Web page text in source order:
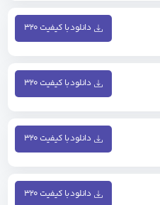
دانلود با کیفیت ۳۲۰
دانلود با کیفیت ۳۲۰
دانلود با کیفیت ۳۲۰
دانلود با کیفیت ۳۲۰